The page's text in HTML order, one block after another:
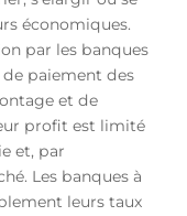
économiques.
par les banques
paiement des
et de
profit est limité
et, par
Les banques à
leurs taux